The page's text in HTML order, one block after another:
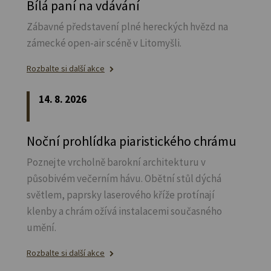
Bílá paní na vdávání
Zábavné představení plné hereckých hvězd na
zámecké open-air scéně v Litomyšli.
Rozbalte si další akce
14. 8. 2026
Noční prohlídka piaristického chrámu
Poznejte vrcholně barokní architekturu v
působivém večerním hávu. Obětní stůl dýchá
světlem, paprsky laserového kříže protínají
klenby a chrám ožívá instalacemi současného
umění.
Rozbalte si další akce